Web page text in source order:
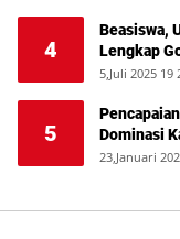
4
Beasiswa,
Lengkap
5,Juli 2025 19
5
Dominasi
23,Januari